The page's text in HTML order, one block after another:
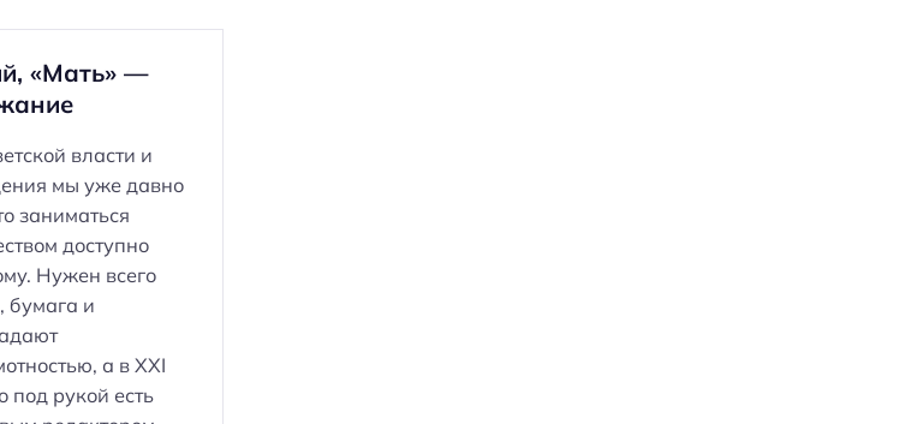
«Мать» —
власти и
мы уже давно
заниматься
доступно
Нужен всего
бумага и
а в XXI
под рукой есть